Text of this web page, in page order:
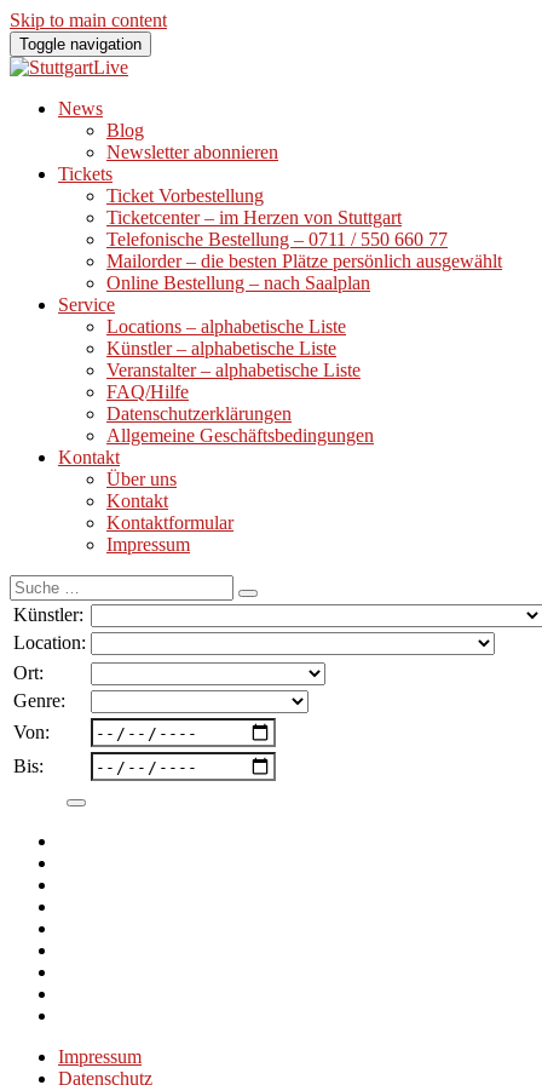
Skip to main content
Toggle navigation
News
Blog
Newsletter abonnieren
Tickets
Ticket Vorbestellung
Ticketcenter – im Herzen von Stuttgart
Telefonische Bestellung – 0711 / 550 660 77
Mailorder – die besten Plätze persönlich ausgewählt
Online Bestellung – nach Saalplan
Service
Locations – alphabetische Liste
Künstler – alphabetische Liste
Veranstalter – alphabetische Liste
FAQ/Hilfe
Datenschutzerklärungen
Allgemeine Geschäftsbedingungen
Kontakt
Über uns
Kontakt
Kontaktformular
Impressum
Suche
nach:
Künstler:
Location:
Ort:
Genre:
Von:
Bis:
Impressum
Datenschutz